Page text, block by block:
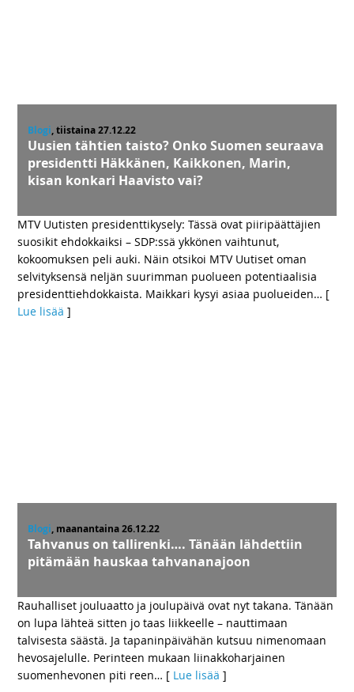
Blogi, tiistaina 27.12.22
Uusien tähtien taisto? Onko Suomen seuraava
presidentti Häkkänen, Kaikkonen, Marin,
kisan konkari Haavisto vai?
MTV Uutisten presidenttikysely: Tässä ovat piiripäättäjien
suosikit ehdokkaiksi – SDP:ssä ykkönen vaihtunut,
kokoomuksen peli auki. Näin otsikoi MTV Uutiset oman
selvityksensä neljän suurimman puolueen potentiaalisia
presidenttiehdokkaista. Maikkari kysyi asiaa puolueiden… [
Lue lisää ]
Blogi, maanantaina 26.12.22
Tahvanus on tallirenki…. Tänään lähdettiin
pitämään hauskaa tahvananajoon
Rauhalliset jouluaatto ja joulupäivä ovat nyt takana. Tänään
on lupa lähteä sitten jo taas liikkeelle – nauttimaan
talvisesta säästä. Ja tapaninpäivähän kutsuu nimenomaan
hevosajelulle. Perinteen mukaan liinakkoharjainen
suomenhevonen piti reen… [ Lue lisää ]